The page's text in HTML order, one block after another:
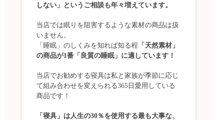
しない」というご相談も年々増えています。
当店では眠りを阻害するような素材の商品は扱
いません。
「睡眠」のしくみを知れば知る程 「天然素材」
の商品が1番「良質の睡眠」に適しています！
当店でお勧めする寝具は私と家族が季節に応じ
て組み合わせを変えられる365日愛用している
商品です！
「寝具」は人生の30％を使用する最も大事な、